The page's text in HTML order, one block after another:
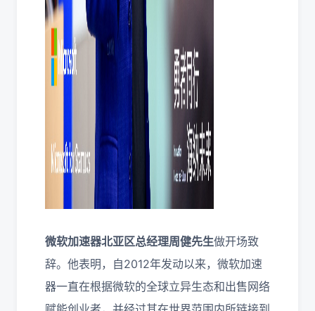
微软加速器北亚区总经理周健先生做开场致
辞。他表明，自2012年发动以来，微软加速
器一直在根据微软的全球立异生态和出售网络